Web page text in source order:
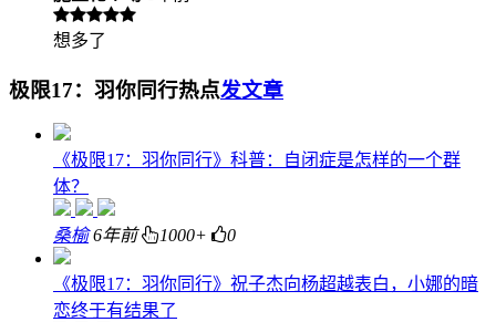
想多了
极限17：羽你同行热点发文章
《极限17：羽你同行》科普：自闭症是怎样的一个群
体？
桑榆 6年前 1000+ 0
《极限17：羽你同行》祝子杰向杨超越表白，小娜的暗
恋终于有结果了